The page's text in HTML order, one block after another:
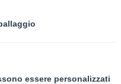
essere personalizzati